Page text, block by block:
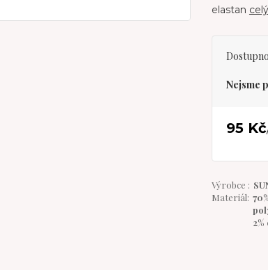
elastan
Nejsme
95 Kč
Výrobce :
Materiál:
2%